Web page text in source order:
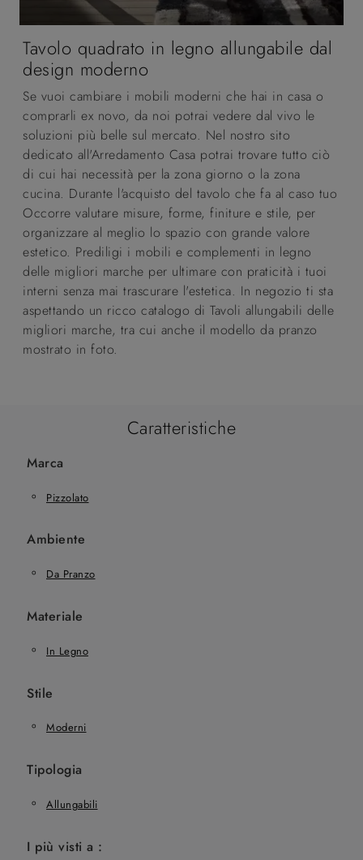
Tavolo quadrato in legno allungabile dal
design moderno
Se vuoi cambiare i mobili moderni che hai in casa o
comprarli ex novo, da noi potrai vedere dal vivo le
soluzioni più belle sul mercato. Nel nostro sito
dedicato all'Arredamento Casa potrai trovare tutto ciò
di cui hai necessità per la zona giorno o la zona
cucina. Durante l'acquisto del tavolo che fa al caso tuo
Occorre valutare misure, forme, finiture e stile, per
organizzare al meglio lo spazio con grande valore
estetico. Prediligi i mobili e complementi in legno
delle migliori marche per ultimare con praticità i tuoi
interni senza mai trascurare l'estetica. In negozio ti sta
aspettando un ricco catalogo di Tavoli allungabili delle
migliori marche, tra cui anche il modello da pranzo
mostrato in foto.
Caratteristiche
Marca
Pizzolato
Ambiente
Da Pranzo
Materiale
In Legno
Stile
Moderni
Tipologia
Allungabili
I più visti a :